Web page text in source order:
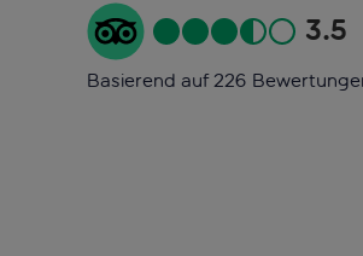
3.5
Basierend auf 226